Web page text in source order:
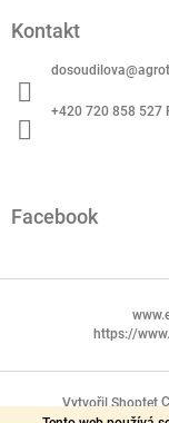
Kontakt
dosoudilova@
+420 720 858 527
Facebook
https://
Vytvořil Shoptet